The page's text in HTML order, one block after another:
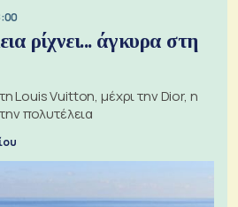
ρίχνει... άγκυρα στη
Louis Vuitton, μέχρι την Dior, η
πολυτέλεια